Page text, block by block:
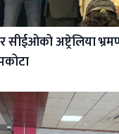
सीईओको अष्ट्रेलिया